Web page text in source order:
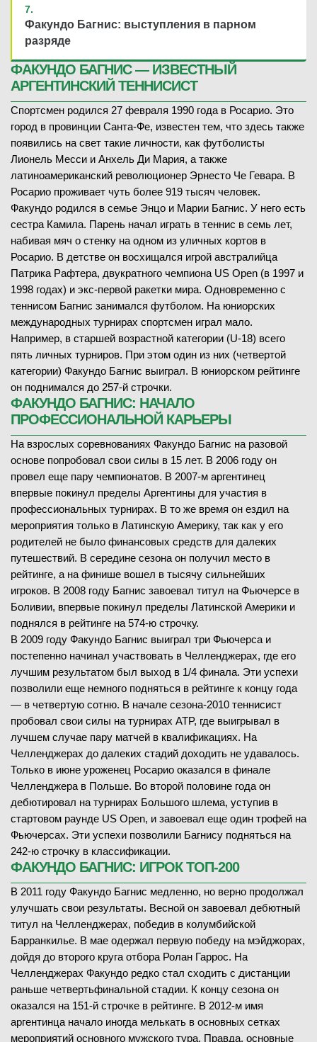
Факундо Багнис: выступления в парном
разряде
ФАКУНДО БАГНИС — ИЗВЕСТНЫЙ
АРГЕНТИНСКИЙ ТЕННИСИСТ
Спортсмен родился 27 февраля 1990 года в Росарио. Это
город в провинции Санта-Фе, известен тем, что здесь также
появились на свет такие личности, как футболисты
Лионель Месси и Анхель Ди Мария, а также
латиноамериканский революционер Эрнесто Че Гевара. В
Росарио проживает чуть более 919 тысяч человек.
Факундо родился в семье Энцо и Марии Багнис. У него есть
сестра Камила. Парень начал играть в теннис в семь лет,
набивая мяч о стенку на одном из уличных кортов в
Росарио. В детстве он восхищался игрой австралийца
Патрика Рафтера, двукратного чемпиона US Open (в 1997 и
1998 годах) и экс-первой ракетки мира. Одновременно с
теннисом Багнис занимался футболом. На юниорских
международных турнирах спортсмен играл мало.
Например, в старшей возрастной категории (U-18) всего
пять личных турниров. При этом один из них (четвертой
категории) Факундо Багнис выиграл. В юниорском рейтинге
он поднимался до 257-й строчки.
ФАКУНДО БАГНИС: НАЧАЛО
ПРОФЕССИОНАЛЬНОЙ КАРЬЕРЫ
На взрослых соревнованиях Факундо Багнис на разовой
основе попробовал свои силы в 15 лет. В 2006 году он
провел еще пару чемпионатов. В 2007-м аргентинец
впервые покинул пределы Аргентины для участия в
профессиональных турнирах. В то же время он ездил на
мероприятия только в Латинскую Америку, так как у его
родителей не было финансовых средств для далеких
путешествий. В середине сезона он получил место в
рейтинге, а на финише вошел в тысячу сильнейших
игроков. В 2008 году Багнис завоевал титул на Фьючерсе в
Боливии, впервые покинул пределы Латинской Америки и
поднялся в рейтинге на 574-ю строчку.
В 2009 году Факундо Багнис выиграл три Фьючерса и
постепенно начинал участвовать в Челленджерах, где его
лучшим результатом был выход в 1/4 финала. Эти успехи
позволили еще немного подняться в рейтинге к концу года
— в четвертую сотню. В начале сезона-2010 теннисист
пробовал свои силы на турнирах ATP, где выигрывал в
лучшем случае пару матчей в квалификациях. На
Челленджерах до далеких стадий доходить не удавалось.
Только в июне уроженец Росарио оказался в финале
Челленджера в Польше. Во второй половине года он
дебютировал на турнирах Большого шлема, уступив в
стартовом раунде US Open, и завоевал еще один трофей на
Фьючерсах. Эти успехи позволили Багнису подняться на
242-ю строчку в классификации.
ФАКУНДО БАГНИС: ИГРОК ТОП-200
В 2011 году Факундо Багнис медленно, но верно продолжал
улучшать свои результаты. Весной он завоевал дебютный
титул на Челленджерах, победив в колумбийской
Барранкилье. В мае одержал первую победу на мэйджорах,
дойдя до второго круга отбора Ролан Гаррос. На
Челленджерах Факундо редко стал сходить с дистанции
раньше четвертьфинальной стадии. К концу сезона он
оказался на 151-й строчке в рейтинге. В 2012-м имя
аргентинца начало иногда мелькать в основных сетках
мероприятий основного мужского тура. Правда, основные